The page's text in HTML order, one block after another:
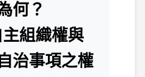
何？
組織權與
治事項之權